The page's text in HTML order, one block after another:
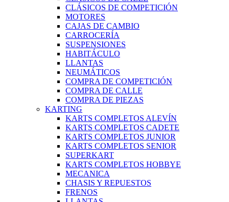
CLÁSICOS DE COMPETICIÓN
MOTORES
CAJAS DE CAMBIO
CARROCERÍA
SUSPENSIONES
HABITÁCULO
LLANTAS
NEUMÁTICOS
COMPRA DE COMPETICIÓN
COMPRA DE CALLE
COMPRA DE PIEZAS
KARTING
KARTS COMPLETOS ALEVÍN
KARTS COMPLETOS CADETE
KARTS COMPLETOS JUNIOR
KARTS COMPLETOS SENIOR
SUPERKART
KARTS COMPLETOS HOBBYE
MECANICA
CHASIS Y REPUESTOS
FRENOS